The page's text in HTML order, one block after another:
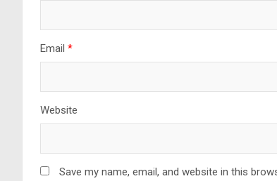
Email *
Website
Save my name, email, and website in this